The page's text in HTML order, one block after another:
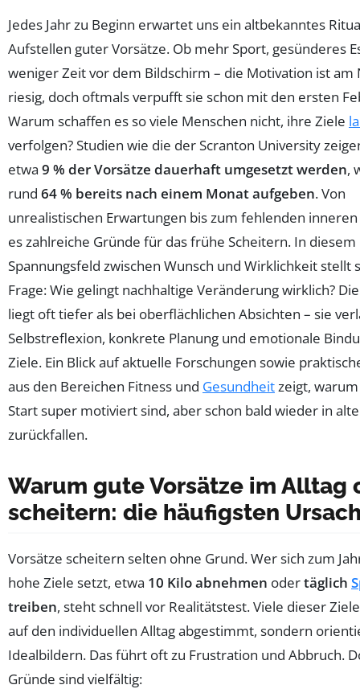
Jedes Jahr zu Beginn erwartet uns ein altbekanntes
Aufstellen guter Vorsätze. Ob mehr Sport, gesünderes
weniger Zeit vor dem Bildschirm – die Motivation ist am
riesig, doch oftmals verpufft sie schon mit den ersten
Warum schaffen es so viele Menschen nicht, ihre Ziele
verfolgen? Studien wie die der Scranton University
etwa 9 % der Vorsätze dauerhaft umgesetzt werden,
rund 64 % bereits nach einem Monat aufgeben. Von
unrealistischen Erwartungen bis zum fehlenden
es zahlreiche Gründe für das frühe Scheitern. In diesem
Spannungsfeld zwischen Wunsch und Wirklichkeit stellt
Frage: Wie gelingt nachhaltige Veränderung wirklich?
liegt oft tiefer als bei oberflächlichen Absichten – sie
Selbstreflexion, konkrete Planung und emotionale
Ziele. Ein Blick auf aktuelle Forschungen sowie
aus den Bereichen Fitness und Gesundheitzeigt,
Start super motiviert sind, aber schon bald wieder in
zurückfallen.
Warum gute Vorsätze im Alltag
scheitern: die häufigsten
Vorsätze scheitern selten ohne Grund. Wer sich zum
hohe Ziele setzt, etwa 10 Kilo abnehmen odertäglich
treiben, steht schnell vor Realitätstest. Viele dieser
auf den individuellen Alltag abgestimmt, sondern
Idealbildern. Das führt oft zu Frustration und Abbruch.
Gründe sind vielfältig: